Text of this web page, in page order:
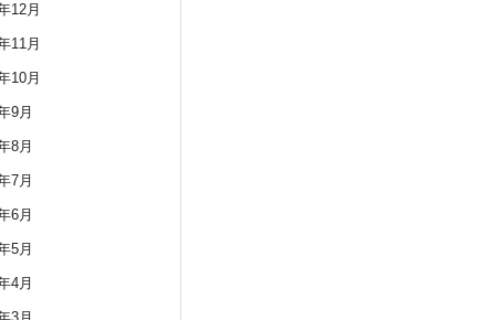
12月
11月
10月
9月
8月
7月
6月
5月
4月